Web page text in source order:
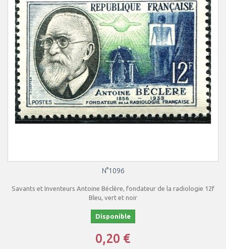
N°1096
Savants et Inventeurs Antoine Béclère, fondateur de la radiologie 12f
Bleu, vert et noir
Disponible
0,20 €